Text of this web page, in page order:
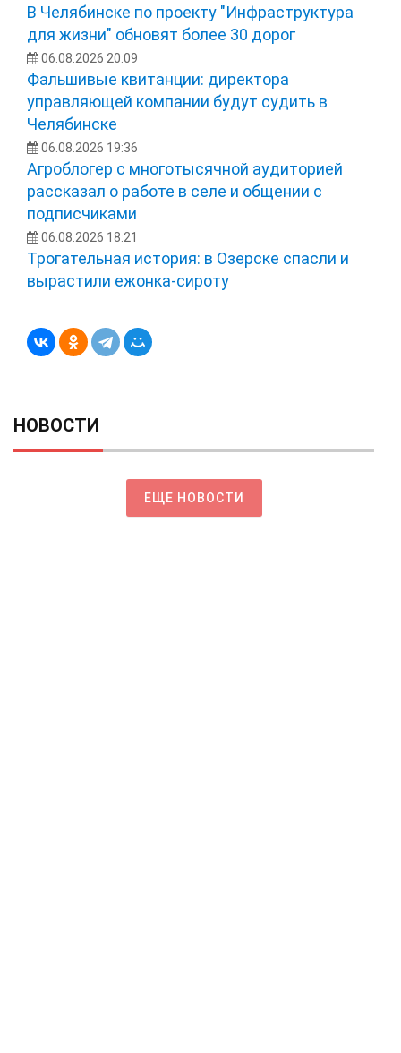
В Челябинске по проекту "Инфраструктура
для жизни" обновят более 30 дорог
06.08.2026 20:09
Фальшивые квитанции: директора
управляющей компании будут судить в
Челябинске
06.08.2026 19:36
Агроблогер с многотысячной аудиторией
рассказал о работе в селе и общении с
подписчиками
06.08.2026 18:21
Трогательная история: в Озерске спасли и
вырастили ежонка‑сироту
НОВОСТИ
ЕЩЕ НОВОСТИ